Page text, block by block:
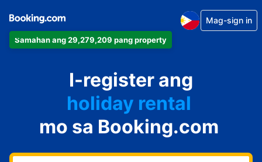
Samahan ang 29,279,209 pang property
Mag-sign in
I-register ang
apartment
hotel
holiday rental
guest house
bed and breakfast
mo sa Booking.com